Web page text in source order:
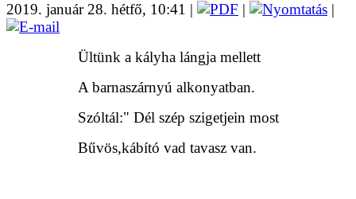
2019. január 28. hétfő, 10:41 | | |
Ültünk a kályha lángja mellett
A barnaszárnyú alkonyatban.
Szóltál:" Dél szép szigetjein most
Bűvös,kábító vad tavasz van.